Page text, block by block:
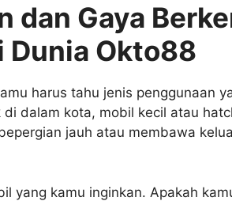
dan Gaya
Dunia Okto88
harus tahu jenis penggunaan
dalam kota, mobil kecil atau
jauh atau membawa
yang kamu inginkan. Apakah